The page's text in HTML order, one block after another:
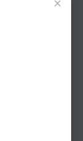
alternativa
pode
e